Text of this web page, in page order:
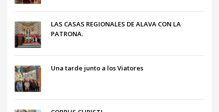
LAS CASAS REGIONALES DE ALAVA CON LA
PATRONA.
Una tarde junto a los Viatores